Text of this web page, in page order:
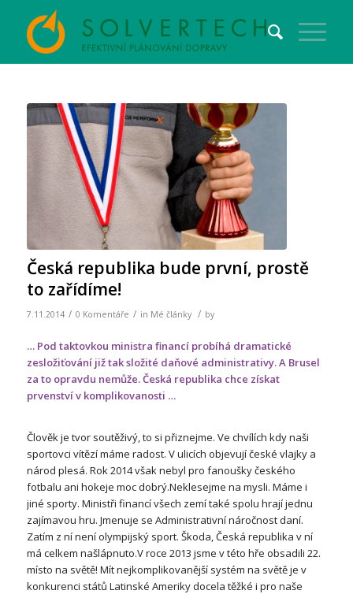
Česká republika bude první, prostě
to zařídíme!
7.11.2014 / 0 Komentáře / in Mé články / by
… Pod taktovkou ministra financí probíhá dramatické
zesložiťování již tak složité daňové administrativy. A Brusel
za to opravdu nemůže. Česká republika chce získat
prvenství v komplikovanosti …
Člověk je tvor soutěživý, to si přiznejme. Ve chvílích kdy naši
sportovci vítězí máme radost. V ulicích objevují české vlajky a
národ plesá. Rok 2014 však nebyl pro fanoušky českého
fotbalu ani hokeje moc dobrý.Neklesejme na mysli. Máme i
jiné sporty. Ministři financí všech zemí také spolu hrají jednu
zajímavou hru. Jmenuje se Administrativní náročnost daní.
Zatím z ní není olympijský sport. Škoda, Česká republika v ní
má celkem našlápnuto.V roce 2013 jsme v této hře obsadili 22.
místo na světě! Mít nejkomplikovanější systém na světě je v
konkurenci států Latinské Ameriky docela těžké i pro naše